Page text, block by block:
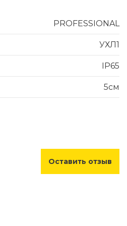
PROFESSIONAL
УХЛ1
IP65
5см
Оставить отзыв